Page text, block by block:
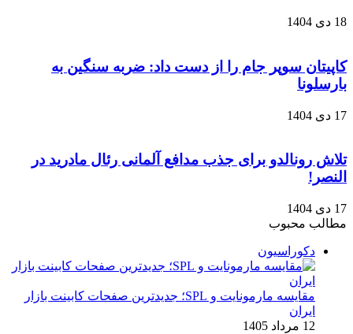
18 دی 1404
کاپیتان سوپر جام را از دست داد: ضربه سنگین به
بارسلونا
17 دی 1404
تلاش رونالدو برای جذب مدافع آلمانی رئال مادرید در
النصر!
17 دی 1404
مطالب محبوب
دکوراسیون
مقایسه مارمونایت و SPL؛ جدیدترین صفحات کابینت بازار
ایران
12 مرداد 1405